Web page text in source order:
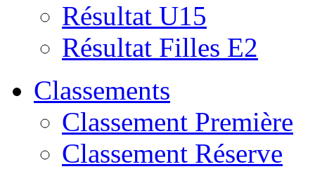
Résultat U15
Résultat Filles E2
Classements
Classement Première
Classement Réserve